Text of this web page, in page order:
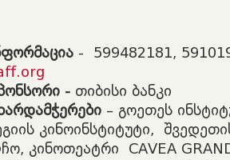
- 599482181,
- თიბისი ბანკი
– გოეთეს
კინოინსტიტუტი,
კინოთეატრი CAVEA